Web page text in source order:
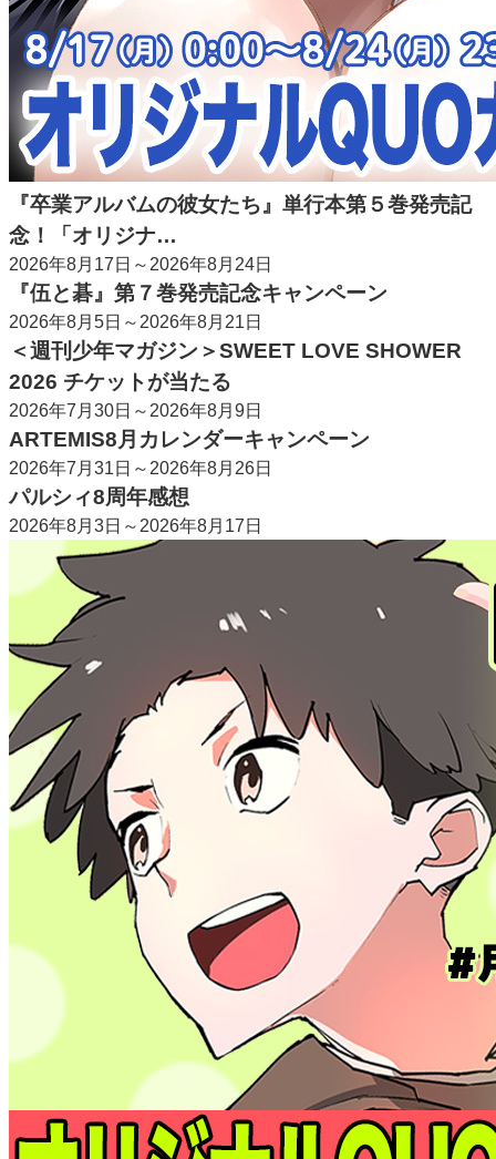
『卒業アルバムの彼女たち』単行本第５巻発売記
念！「オリジナ…
2026年8月17日～2026年8月24日
『伍と碁』第７巻発売記念キャンペーン
2026年8月5日～2026年8月21日
＜週刊少年マガジン＞SWEET LOVE SHOWER
2026 チケットが当たる
2026年7月30日～2026年8月9日
ARTEMIS8月カレンダーキャンペーン
2026年7月31日～2026年8月26日
パルシィ8周年感想
2026年8月3日～2026年8月17日